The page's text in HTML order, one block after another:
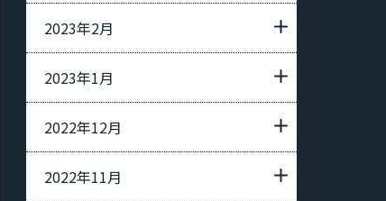
2023年2月
2023年1月
2022年12月
2022年11月